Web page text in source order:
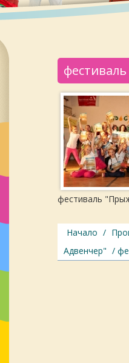
фестиваль
Начало /
Адвенчер" /